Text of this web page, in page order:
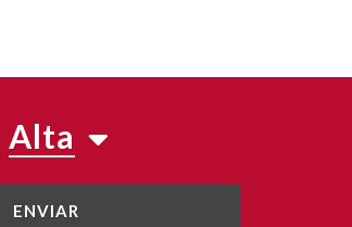
Alta
ENVIAR